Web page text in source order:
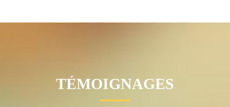
TÉMOIGNAGES